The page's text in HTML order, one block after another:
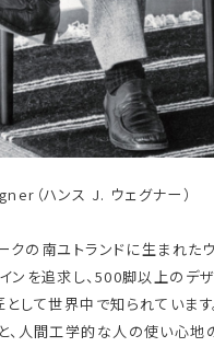
（ハンス J. ウェグナー）
クの南ユトランドに生まれたウ
ンを追求し、500脚以上のデ
して世界中で知られています
、人間工学的な人の使い心地